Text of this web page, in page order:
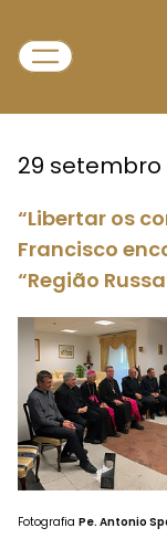
29 setembro
“Libertar os
Francisco
“Região
Fotografia Pe. Antonio